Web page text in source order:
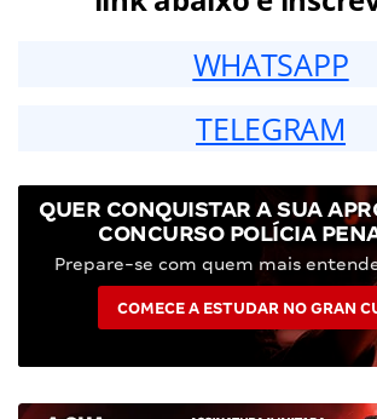
WHATSAPP
TELEGRAM
QUER CONQUISTAR A SUA
CONCURSO POLÍCIA
Prepare-se com quem mais
COMECE A ESTUDAR NO GRAN